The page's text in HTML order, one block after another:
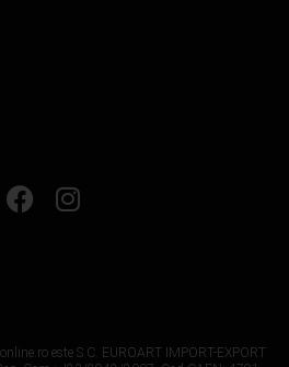
este S.C. EUROART IMPORT-EXPORT